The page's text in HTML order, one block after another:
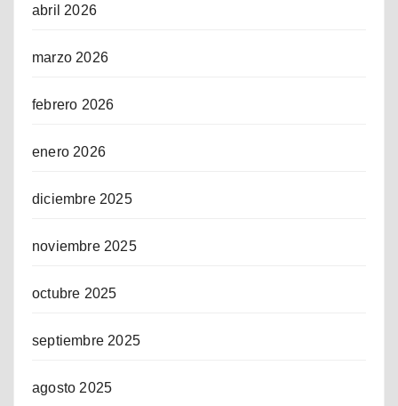
abril 2026
marzo 2026
febrero 2026
enero 2026
diciembre 2025
noviembre 2025
octubre 2025
septiembre 2025
agosto 2025